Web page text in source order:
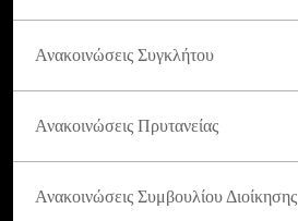
Ανακοινώσεις Συγκλήτου
Ανακοινώσεις Πρυτανείας
Ανακοινώσεις Συμβουλίου Διοίκησης